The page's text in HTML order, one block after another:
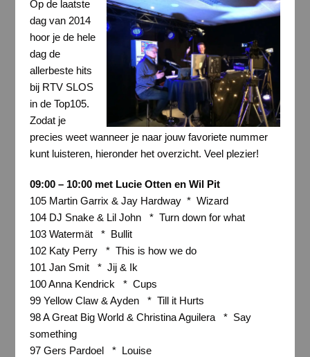
Op de laatste
dag van 2014
hoor je de hele
dag de
allerbeste hits
bij RTV SLOS
in de Top105.
Zodat je
precies weet wanneer je naar jouw favoriete nummer
kunt luisteren, hieronder het overzicht. Veel plezier!
09:00 – 10:00 met Lucie Otten en Wil Pit
105 Martin Garrix & Jay Hardway * Wizard
104 DJ Snake & Lil John * Turn down for what
103 Watermät * Bullit
102 Katy Perry * This is how we do
101 Jan Smit * Jij & Ik
100 Anna Kendrick * Cups
99 Yellow Claw & Ayden * Till it Hurts
98 A Great Big World & Christina Aguilera * Say
something
97 Gers Pardoel * Louise